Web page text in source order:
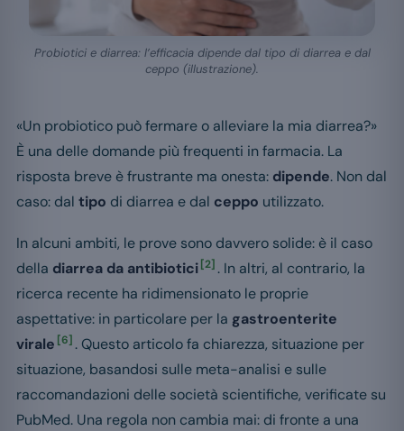
Probiotici e diarrea: l’efficacia dipende dal tipo di diarrea e dal
ceppo (illustrazione).
«Un probiotico può fermare o alleviare la mia diarrea?»
È una delle domande più frequenti in farmacia. La
risposta breve è frustrante ma onesta: dipende. Non dal
caso: dal tipo di diarrea e dal ceppo utilizzato.
In alcuni ambiti, le prove sono davvero solide: è il caso
della diarrea da antibiotici [2] . In altri, al contrario, la
ricerca recente ha ridimensionato le proprie
aspettative: in particolare per la gastroenterite
virale [6] . Questo articolo fa chiarezza, situazione per
situazione, basandosi sulle meta-analisi e sulle
raccomandazioni delle società scientifiche, verificate su
PubMed. Una regola non cambia mai: di fronte a una